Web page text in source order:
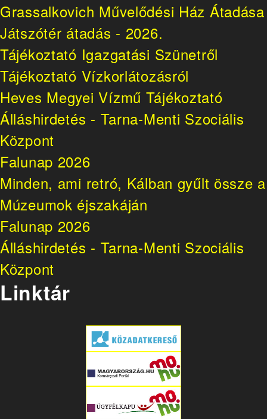
Grassalkovich Művelődési Ház Átadása
Játszótér átadás - 2026.
Tájékoztató Igazgatási Szünetről
Tájékoztató Vízkorlátozásról
Heves Megyei Vízmű Tájékoztató
Álláshirdetés - Tarna-Menti Szociális
Központ
Falunap 2026
Minden, ami retró, Kálban gyűlt össze a
Múzeumok éjszakáján
Falunap 2026
Álláshirdetés - Tarna-Menti Szociális
Központ
Linktár